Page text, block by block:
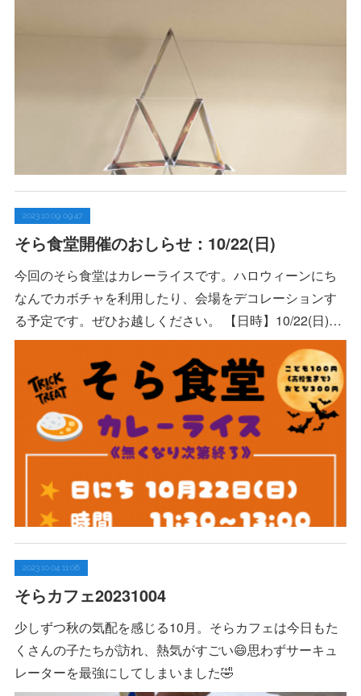
2023.10.09 09:47
そら食堂開催のおしらせ：10/22(日)
今回のそら食堂はカレーライスです。ハロウィーンにち
なんでカボチャを利用したり、会場をデコレーションす
る予定です。ぜひお越しください。 【日時】10/22(日)…
2023.10.04 11:06
そらカフェ20231004
少しずつ秋の気配を感じる10月。そらカフェは今日もた
くさんの子たちが訪れ、熱気がすごい😄思わずサーキュ
レーターを最強にしてしまいました🤣